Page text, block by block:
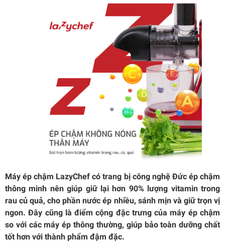
Máy ép chậm LazyChef có trang bị công nghệ Đức ép chậm
thông minh nên giúp giữ lại hơn 90% lượng vitamin trong
rau củ quả, cho phần nước ép nhiều, sánh mịn và giữ trọn vị
ngon. Đây cũng là điểm cộng đặc trưng của máy ép chậm
so với các máy ép thông thường, giúp bảo toàn dưỡng chất
tốt hơn với thành phẩm đậm đặc.